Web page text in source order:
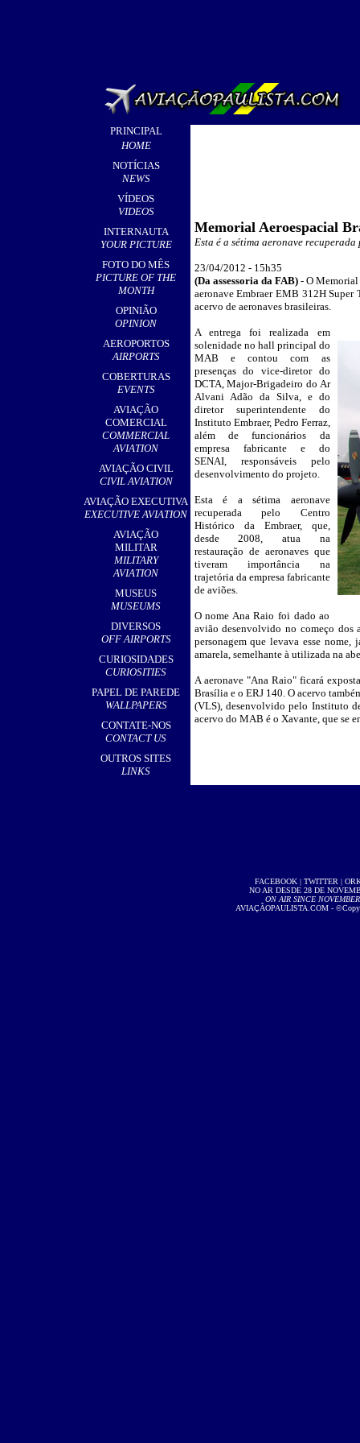
PRINCIPAL
HOME
NOTÍCIAS
NEWS
VÍDEOS
VIDEOS
INTERNAUTA
YOUR PICTURE
FOTO DO MÊS
PICTURE OF THE
MONTH
OPINIÃO
OPINION
AEROPORTOS
AIRPORTS
,
COBERTURAS
EVENTS
AVIAÇÃO
COMERCIAL
COMMERCIAL
AVIATION
AVIAÇÃO CIVIL
CIVIL AVIATION
AVIAÇÃO EXECUTIVA
EXECUTIVE AVIATION
AVIAÇÃO
MILITAR
MILITARY
AVIATION
MUSEUS
MUSEUMS
DIVERSOS
OFF AIRPORTS
CURIOSIDADES
CURIOSITIES
PAPEL DE PAREDE
WALLPAPERS
CONTATE-NOS
CONTACT US
OUTROS SITES
LINKS
Memorial Aeroespacial
Esta é a sétima aeronave
23/04/2012 - 15h35
(Da assessoria da FAB) -O Memorial
aeronave Embraer EMB 312H
acervo de aeronaves brasileiras.
_
A entrega foi realizada em
solenidade no hall principal do
MAB e contou com as
presenças do vice-diretor do
DCTA, Major-Brigadeiro do Ar
Alvani Adão da Silva, e do
diretor superintendente do
Instituto Embraer, Pedro Ferraz,
além de funcionários da
empresa fabricante e do
SENAI, responsáveis pelo
desenvolvimento do projeto.
Esta é a sétima aeronave
recuperada pelo Centro
Histórico da Embraer, que,
desde 2008, atua na
restauração de aeronaves que
tiveram importância na
trajetória da empresa fabricante
de aviões.
O nome Ana Raio foi dado ao
avião desenvolvido no começo dos
personagem que levava esse
amarela, semelhante à utilizada na
A aeronave "Ana Raio" ficará
Brasília e o ERJ 140. O acervo
(VLS), desenvolvido pelo Instituto
acervo do MAB é o Xavante, que se
FACEBOOK| TWITTER |
NO AR DESDE 28 DE
ON AIR SINCE
AVIAÇÃOPAULISTA.COM -